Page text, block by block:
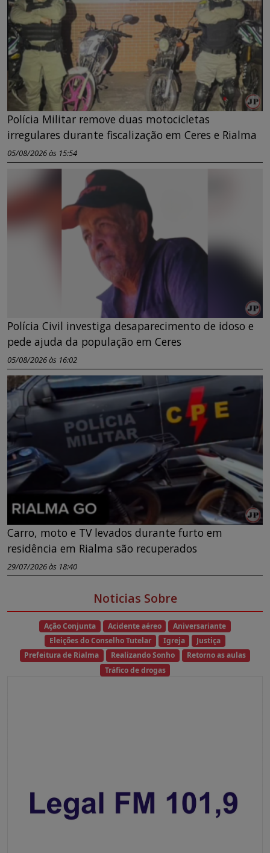
Polícia Militar remove duas motocicletas
irregulares durante fiscalização em Ceres e Rialma
05/08/2026 às 15:54
Polícia Civil investiga desaparecimento de idoso e
pede ajuda da população em Ceres
05/08/2026 às 16:02
Carro, moto e TV levados durante furto em
residência em Rialma são recuperados
29/07/2026 às 18:40
Noticias Sobre
Ação Conjunta Acidente aéreo
Aniversariante
Eleições do Conselho Tutelar
Igreja
Justiça
Prefeitura de Rialma
Realizando Sonho
Retorno as aulas
Tráfico de drogas